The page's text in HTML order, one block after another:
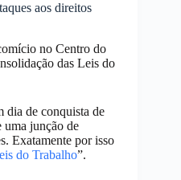
aos direitos
no Centro do
das Leis do
dia de conquista de
uma junção de
Exatamente por isso
do Trabalho”.